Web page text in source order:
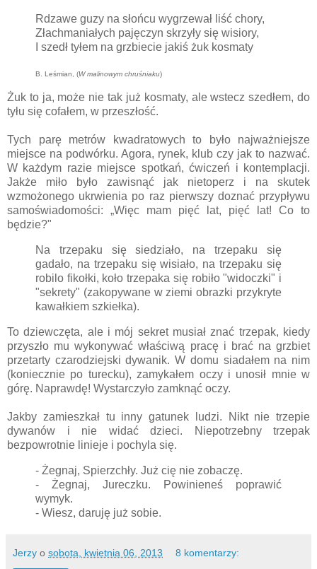
Rdzawe guzy na słońcu wygrzewał liść chory,
Złachmaniałych pajęczyn skrzyły się wisiory,
I szedł tyłem na grzbiecie jakiś żuk kosmaty
B. Leśmian, (W malinowym chruśniaku)
Żuk to ja, może nie tak już kosmaty, ale wstecz szedłem, do
tyłu się cofałem, w przeszłość.
Tych parę metrów kwadratowych to było najważniejsze
miejsce na podwórku. Agora, rynek, klub czy jak to nazwać.
W każdym razie miejsce spotkań, ćwiczeń i kontemplacji.
Jakże miło było zawisnąć jak nietoperz i na skutek
wzmożonego ukrwienia po raz pierwszy doznać przypływu
samoświadomości: „Więc mam pięć lat, pięć lat! Co to
będzie?"
Na trzepaku się siedziało, na trzepaku się
gadało, na trzepaku się wisiało, na trzepaku się
robilo fikołki, koło trzepaka się robiło "widoczki" i
"sekrety" (zakopywane w ziemi obrazki przykryte
kawałkiem szkiełka).
To dziewczęta, ale i mój sekret musiał znać trzepak, kiedy
przyszło mu wykonywać właściwą pracę i brać na grzbiet
przetarty czarodziejski dywanik. W domu siadałem na nim
(koniecznie po turecku), zamykałem oczy i unosił mnie w
górę. Naprawdę! Wystarczyło zamknąć oczy.
Jakby zamieszkał tu inny gatunek ludzi. Nikt nie trzepie
dywanów i nie widać dzieci. Niepotrzebny trzepak
bezpowrotnie linieje i pochyla się.
- Żegnaj, Spierzchły. Już cię nie zobaczę.
- Żegnaj, Jureczku. Powinieneś poprawić
wymyk.
- Wiesz, daruję już sobie.
Jerzy o sobota, kwietnia 06, 2013 8 komentarzy: